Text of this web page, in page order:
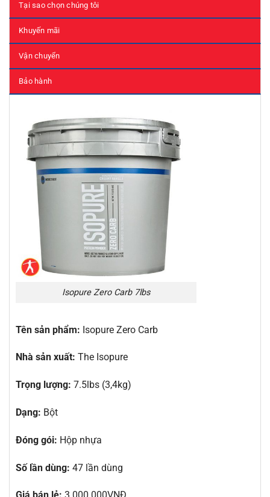
Tại sao chọn chúng tôi
Khuyến mãi
Vận chuyển
Bảo hành
Isopure Zero Carb 7lbs
Tên sản phẩm: Isopure Zero Carb
Nhà sản xuất: The Isopure
Trọng lượng: 7.5lbs (3,4kg)
Dạng: Bột
Đóng gói: Hộp nhựa
Số lần dùng: 47 lần dùng